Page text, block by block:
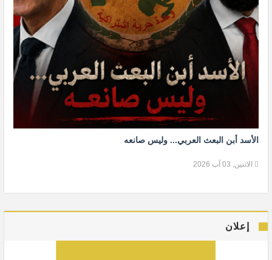
الأسد أبن البعث العربي... وليس صانعه
الاثنين, 03 آب 2026
إعلان